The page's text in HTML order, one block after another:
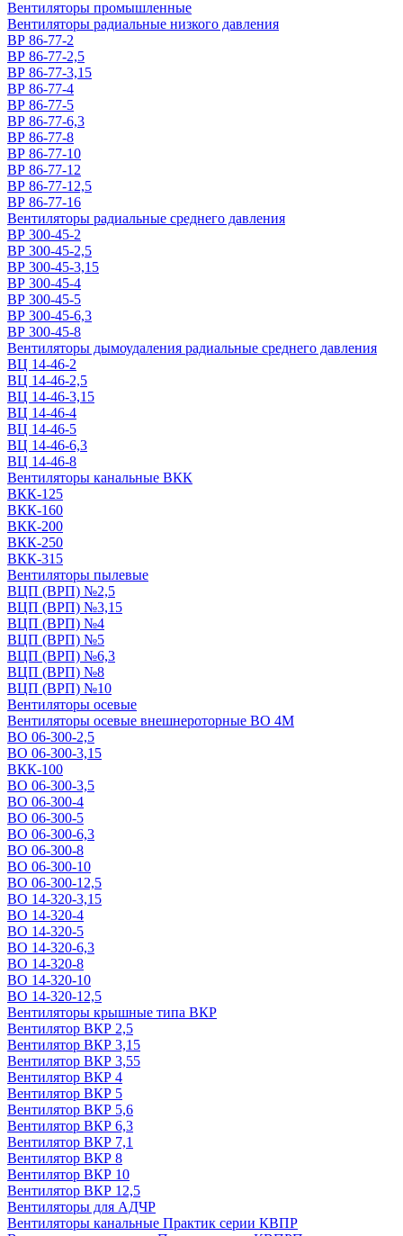
Вентиляторы промышленные
Вентиляторы радиальные низкого давления
ВР 86-77-2
ВР 86-77-2,5
ВР 86-77-3,15
ВР 86-77-4
ВР 86-77-5
ВР 86-77-6,3
ВР 86-77-8
ВР 86-77-10
ВР 86-77-12
ВР 86-77-12,5
ВР 86-77-16
Вентиляторы радиальные среднего давления
ВР 300-45-2
ВР 300-45-2,5
ВР 300-45-3,15
ВР 300-45-4
ВР 300-45-5
ВР 300-45-6,3
ВР 300-45-8
Вентиляторы дымоудаления радиальные среднего давления
ВЦ 14-46-2
ВЦ 14-46-2,5
ВЦ 14-46-3,15
ВЦ 14-46-4
ВЦ 14-46-5
ВЦ 14-46-6,3
ВЦ 14-46-8
Вентиляторы канальные ВКК
ВКК-125
ВКК-160
ВКК-200
ВКК-250
ВКК-315
Вентиляторы пылевые
ВЦП (ВРП) №2,5
ВЦП (ВРП) №3,15
ВЦП (ВРП) №4
ВЦП (ВРП) №5
ВЦП (ВРП) №6,3
ВЦП (ВРП) №8
ВЦП (ВРП) №10
Вентиляторы осевые
Вентиляторы осевые внешнероторные ВО 4М
ВО 06-300-2,5
ВО 06-300-3,15
ВКК-100
ВО 06-300-3,5
ВО 06-300-4
ВО 06-300-5
ВО 06-300-6,3
ВО 06-300-8
ВО 06-300-10
ВО 06-300-12,5
ВО 14-320-3,15
ВО 14-320-4
ВО 14-320-5
ВО 14-320-6,3
ВО 14-320-8
ВО 14-320-10
ВО 14-320-12,5
Вентиляторы крышные типа ВКР
Вентилятор ВКР 2,5
Вентилятор ВКР 3,15
Вентилятор ВКР 3,55
Вентилятор ВКР 4
Вентилятор ВКР 5
Вентилятор ВКР 5,6
Вентилятор ВКР 6,3
Вентилятор ВКР 7,1
Вентилятор ВКР 8
Вентилятор ВКР 10
Вентилятор ВКР 12,5
Вентиляторы для АДЧР
Вентиляторы канальные Практик серии КВПР